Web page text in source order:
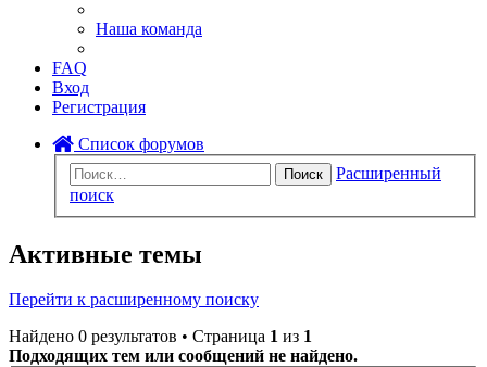
Наша команда
FAQ
Вход
Регистрация
Список форумов
Поиск
Расширенный
поиск
Активные темы
Перейти к расширенному поиску
Найдено 0 результатов • Страница 1 из 1
Подходящих тем или сообщений не найдено.